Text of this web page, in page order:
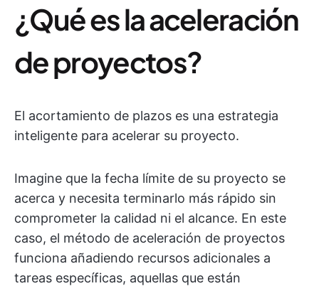
¿Qué es la aceleración
de proyectos?
El acortamiento de plazos es una estrategia
inteligente para acelerar su proyecto.
Imagine que la fecha límite de su proyecto se
acerca y necesita terminarlo más rápido sin
comprometer la calidad ni el alcance. En este
caso, el método de aceleración de proyectos
funciona añadiendo recursos adicionales a
tareas específicas, aquellas que están